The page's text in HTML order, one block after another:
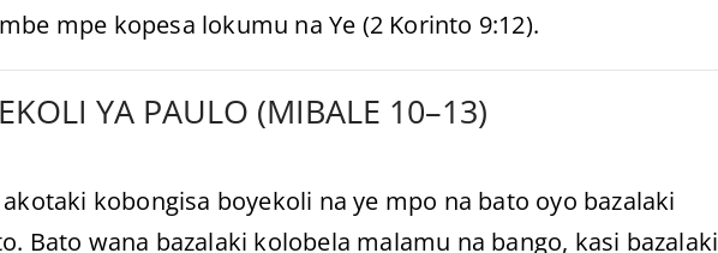
mpe kopesa lokumu na Ye (2 Korinto 9:12).
YA PAULO (MIBALE 10–13)
kobongisa boyekoli na ye mpo na bato oyo bazalaki
Bato wana bazalaki kolobela malamu na bango, kasi bazalaki